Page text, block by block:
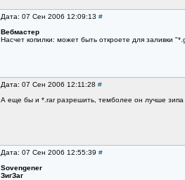
Дата: 07 Сен 2006 12:09:13 #
Вебмастер
Насчет копилки: может быть откроете для заливки
Дата: 07 Сен 2006 12:11:28 #
А еще бы и *.rar разрешить, темболее он лучше зипа
Дата: 07 Сен 2006 12:55:39 #
Sovengener
ЗигЗаг